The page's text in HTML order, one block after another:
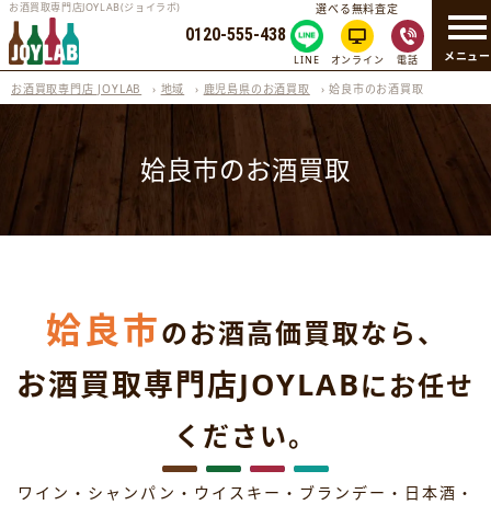
メニュー
お酒買取専門店JOYLAB(ジョイラボ)
0120-555-438
選べる無料査定
LINE オンライン 電話
お酒買取専門店 JOYLAB › 地域 › 鹿児島県のお酒買取 ›姶良市のお酒買取
姶良市のお酒買取
姶良市のお酒高価買取なら、
お酒買取専門店JOYLABにお任せ
ください。
ワイン・シャンパン・ウイスキー・ブランデー・日本酒・